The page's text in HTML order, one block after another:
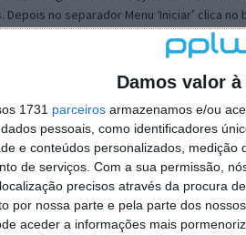
Damos valor
1731 parceiros armazenamos e/ou
pessoais, como identificadores
e conteúdos personalizados,
de serviços. Com a sua permissão,
precisos através da procura
por nossa parte e pela parte dos
aceder a informações mais
no separador Menu ‘Iniciar’ clica no
opção para escolheres o Browser com
lá, vais ao teu Firefox e nas ferramentas ou
aberta e logo perto do fim encontras um
se este é o browser predefinido.
às 12:57